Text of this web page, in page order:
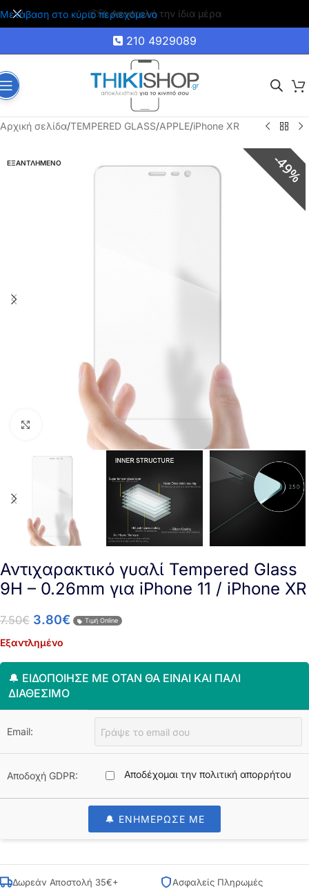
Μετάβαση στο κύριο περιεχόμενο
🚚 Δωρεάν μεταφορικά για αγορές άνω των 35€
210 4929089
Αρχική σελίδα/TEMPERED GLASS/APPLE/iPhone XR
ΕΞΑΝΤΛΗΜΕΝΟ 49%
Click to enlarge
Αντιχαρακτικό γυαλί Tempered Glass
9H – 0.26mm για iPhone 11 / iPhone XR
7.50€ 3.80€ Τιμή Online
Εξαντλημένο
🔔 ΕΙΔΟΠΟΊΗΣΈ ΜΕ ΌΤΑΝ ΘΑ ΕΊΝΑΙ ΚΑΙ ΠΆΛΙ
ΔΙΑΘΈΣΙΜΟ
Email:
Αποδοχή GDPR: Αποδέχομαι την πολιτική απορρήτου
🔔 ΕΝΗΜΕΡΩΣΕ ΜΕ
Δωρεάν Αποστολή 35€+
Ασφαλείς Πληρωμές